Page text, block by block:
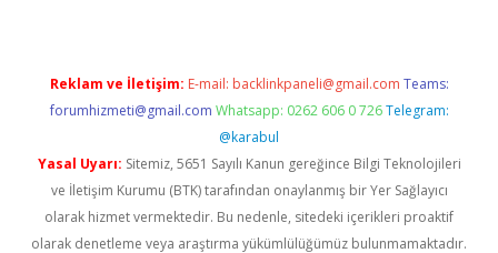
Reklam ve İletişim: E-mail: backlinkpaneli@gmail.com Teams:
forumhizmeti@gmail.com Whatsapp: 0262 606 0 726 Telegram:
@karabul
Yasal Uyarı: Sitemiz, 5651 Sayılı Kanun gereğince Bilgi Teknolojileri
ve İletişim Kurumu (BTK) tarafından onaylanmış bir Yer Sağlayıcı
olarak hizmet vermektedir. Bu nedenle, sitedeki içerikleri proaktif
olarak denetleme veya araştırma yükümlülüğümüz bulunmamaktadır.